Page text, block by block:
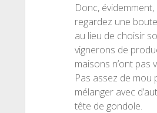
Donc,
regardez une
au lieu de choisir
vignerons de
maisons n’ont
Pas assez de mou
mélanger avec
tête de gondole.